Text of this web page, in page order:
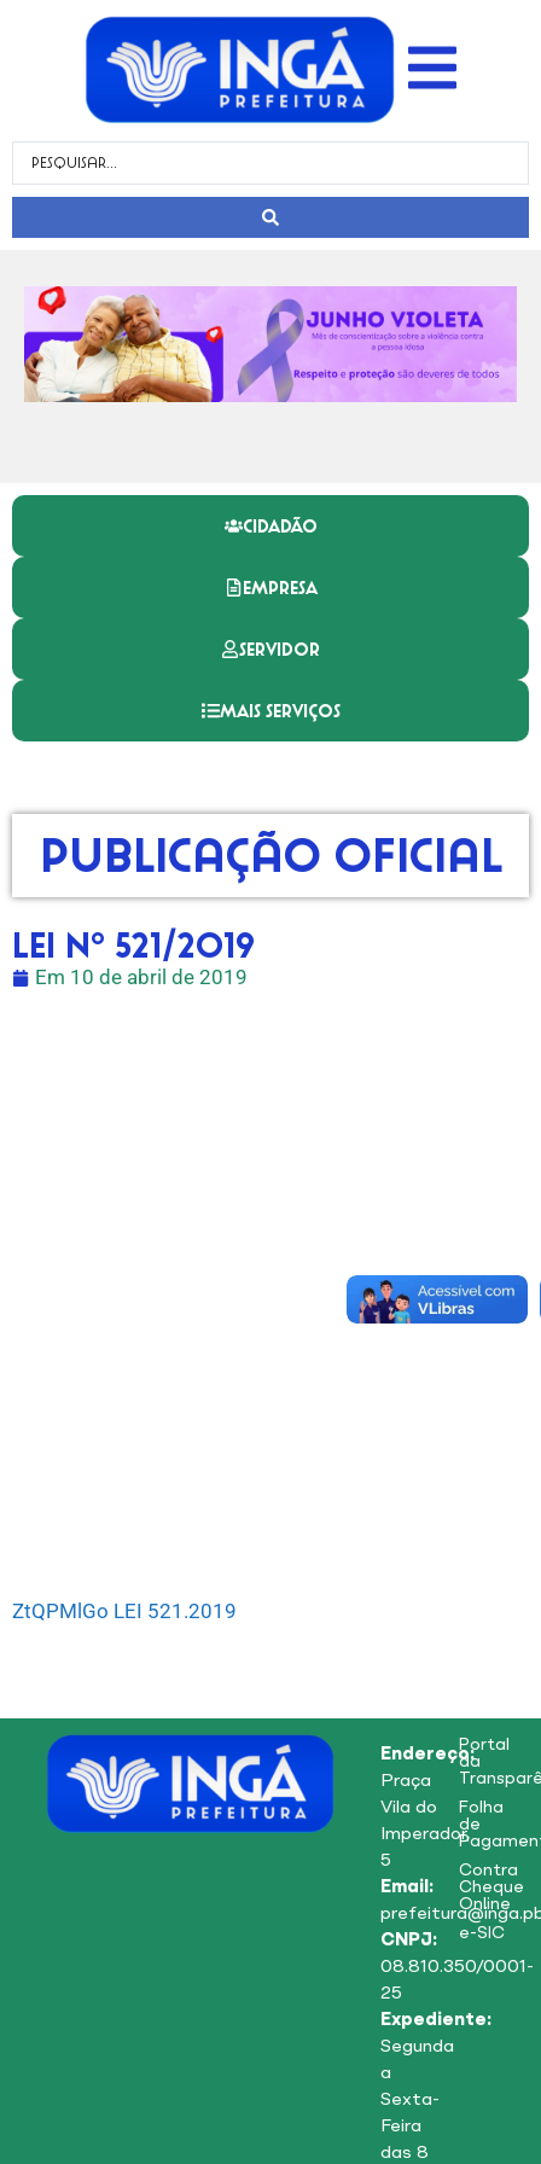
CIDADÃO
EMPRESA
SERVIDOR
MAIS SERVIÇOS
Publicação Oficial
Lei nº 521/2019
Em 10 de abril de 2019
ZtQPMlGo LEI 521.2019
Endereço:
Praça
Vila do
Imperador,
5
Email:
CNPJ:
08.810.350/0001-
25
Expediente:
Segunda
a
Sexta-
Feira
das 8
Portal
da
Folha
de
Contra
Cheque
Online
e-SIC